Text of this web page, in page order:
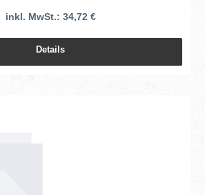
inkl. MwSt.: 34,72 €
Details